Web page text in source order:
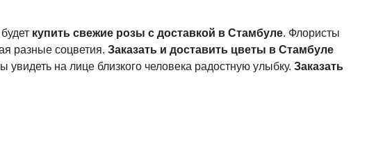
купить свежие розы с доставкой в Стамбуле. Флористы
разные соцветия. Заказать и доставить цветы в Стамбуле
на лице близкого человека радостную улыбку. Заказать